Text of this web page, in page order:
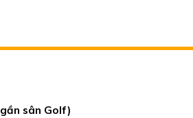
sân Golf)